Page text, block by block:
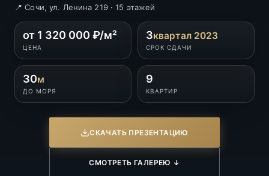
📍 Сочи, ул. Ленина 219 · 15 этажей
от 1 320 000 ₽/м²
ЦЕНА
3квартал 2023
СРОК СДАЧИ
30м
ДО МОРЯ
9
КВАРТИР
СКАЧАТЬ ПРЕЗЕНТАЦИЮ
СМОТРЕТЬ ГАЛЕРЕЮ ↓